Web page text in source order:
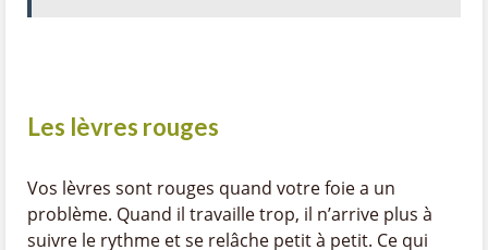
Les lèvres rouges
Vos lèvres sont rouges quand votre foie a un
problème. Quand il travaille trop, il n’arrive plus à
suivre le rythme et se relâche petit à petit. Ce qui